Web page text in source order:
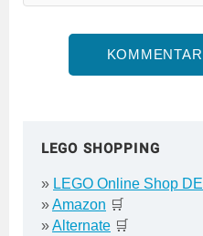
LEGO SHOPPING
» LEGO Online Shop DE
»Amazon 🛒
»Alternate 🛒